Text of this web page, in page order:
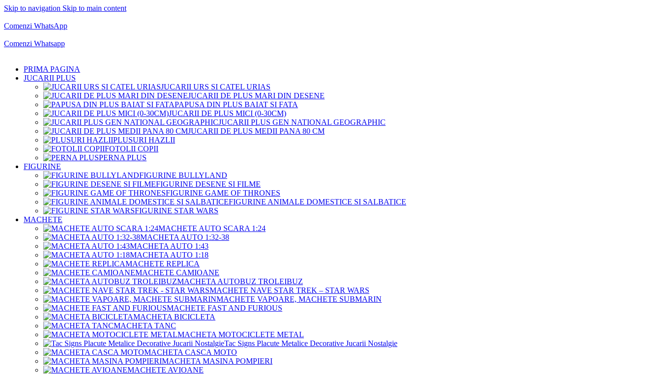
Skip to navigation Skip to main content
Comenzi WhatsApp
Comenzi Whatsapp
PRIMA PAGINA
JUCARII PLUS
JUCARII URS SI CATEL URIAS
JUCARII DE PLUS MARI DIN DESENE
PAPUSA DIN PLUS BAIAT SI FATA
JUCARII DE PLUS MICI (0-30CM)
JUCARII PLUS GEN NATIONAL GEOGRAPHIC
JUCARII DE PLUS MEDII PANA 80 CM
PLUSURI HAZLII
FOTOLII COPII
PERNA PLUS
FIGURINE
FIGURINE BULLYLAND
FIGURINE DESENE SI FILME
FIGURINE GAME OF THRONES
FIGURINE ANIMALE DOMESTICE SI SALBATICE
FIGURINE STAR WARS
MACHETE
MACHETE AUTO SCARA 1:24
MACHETA AUTO 1:32-38
MACHETA AUTO 1:43
MACHETA AUTO 1:18
MACHETE REPLICA
MACHETE CAMIOANE
MACHETA AUTOBUZ TROLEIBUZ
MACHETE NAVE STAR TREK – STAR WARS
MACHETE VAPOARE, MACHETE SUBMARIN
MACHETE FAST AND FURIOUS
MACHETA BICICLETA
MACHETA TANC
MACHETA MOTOCICLETE METAL
Tac Signs Placute Metalice Decorative Jucarii Nostalgie
MACHETA CASCA MOTO
MACHETA MASINA POMPIERI
MACHETE AVIOANE